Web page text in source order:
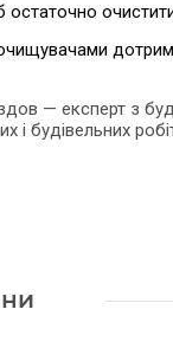
очистити
— експерт з
і будівельних